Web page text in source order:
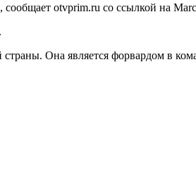
otvprim.ru со ссылкой на
Она является форвардом в